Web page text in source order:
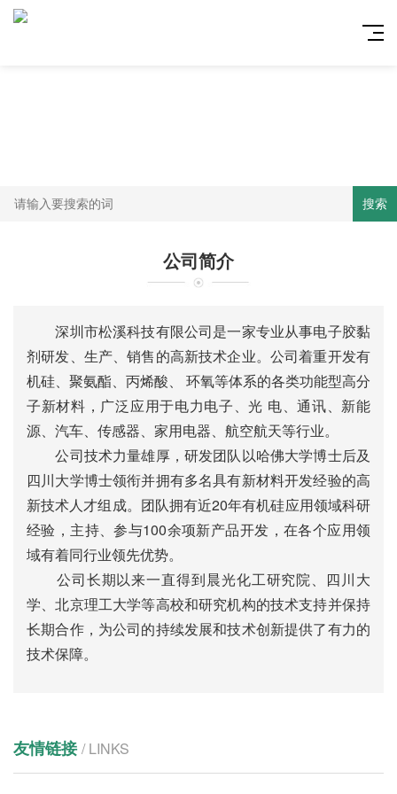
搜索
公司简介
深圳市松溪科技有限公司是一家专业从事电子胶黏
剂研发、生产、销售的高新技术企业。公司着重开发有
机硅、聚氨酯、丙烯酸、 环氧等体系的各类功能型高分
子新材料，广泛应用于电力电子、光 电、通讯、新能
源、汽车、传感器、家用电器、航空航天等行业。
公司技术力量雄厚，研发团队以哈佛大学博士后及
四川大学博士领衔并拥有多名具有新材料开发经验的高
新技术人才组成。团队拥有近20年有机硅应用领域科研
经验，主持、参与100余项新产品开发，在各个应用领
域有着同行业领先优势。
公司长期以来一直得到晨光化工研究院、四川大
学、北京理工大学等高校和研究机构的技术支持并保持
长期合作，为公司的持续发展和技术创新提供了有力的
技术保障。
友情链接/ LINKS